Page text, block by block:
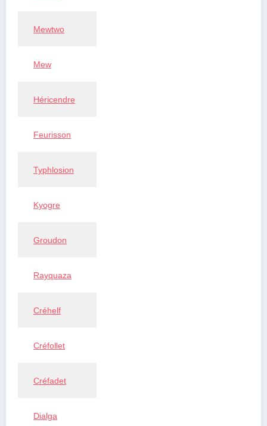
Mewtwo
Mew
Héricendre
Feurisson
Typhlosion
Kyogre
Groudon
Rayquaza
Créhelf
Créfollet
Créfadet
Dialga